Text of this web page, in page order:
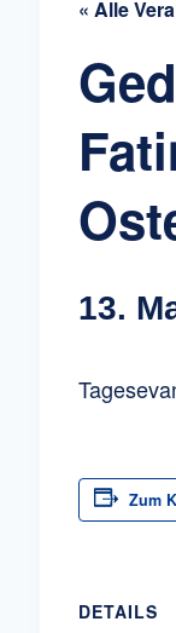
« Alle
13.
Zum
DETAILS